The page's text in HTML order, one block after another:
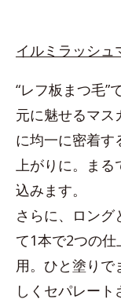
イルミラッシュ
“レフ板まつ毛”
元に魅せるマス
に均一に密着す
上がりに。ま
込みます。
さらに、ロン
て1本で2つの
用。ひと塗りで
しくセパレー